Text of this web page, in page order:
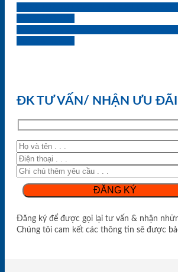
ĐK TƯ VẤN/ NHẬN ƯU ĐÃI
Đăng ký để được gọi lại tư vấn & nhận
Chúng tôi cam kết các thông tin sẽ được